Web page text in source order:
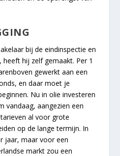
bij de eindinspectie en
hij zelf gemaakt. Per 1
gewerkt aan een
en daar moet je
Nu in olie investeren
vandaag, aangezien een
al voor grote
op de lange termijn. In
jaar, maar voor een
markt zou een